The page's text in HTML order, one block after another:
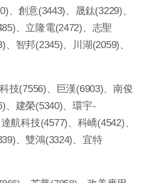
、創意(3443)、晟鈦(3229)、
、立隆電(2472)、志聖
智邦(2345)、川湖(2059)、
技(7556)、巨漢(6903)、南俊
、建榮(5340)、環宇-
航科技(4577)、科嶠(4542)、
、雙鴻(3324)、宜特